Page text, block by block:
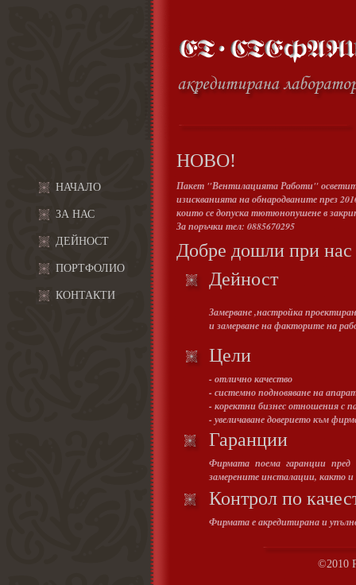
НАЧАЛО
ЗА НАС
ДЕЙНОСТ
ПОРТФОЛИО
КОНТАКТИ
НОВО!
Пакет "Вентилацията Работи"
изискванията на обнародваните през
които се допуска тютюнопушене в
За поръчки тел: 0885670295
Добре дошли при нас
Дейност
Замерване ,настройка
и замерване на факторите на
Цели
- отлично качество
- системно подновяване на
- коректни бизнес отношения с
- увеличаване доверието към
Гаранции
Фирмата поема гаранции
замерените инсталации, както
Контрол по
Фирмата е акредитирана и
©2010